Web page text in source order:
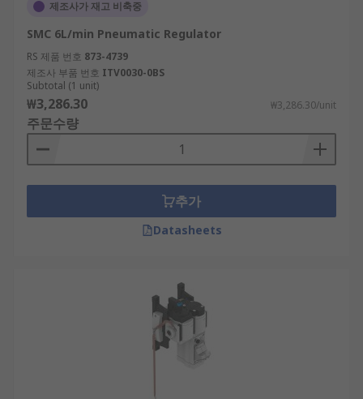
제조사가 재고 비축중
SMC 6L/min Pneumatic Regulator
RS 제품 번호 873-4739
제조사 부품 번호 ITV0030-0BS
Subtotal (1 unit)
₩3,286.30 ₩3,286.30/unit
주문수량
추가
Datasheets